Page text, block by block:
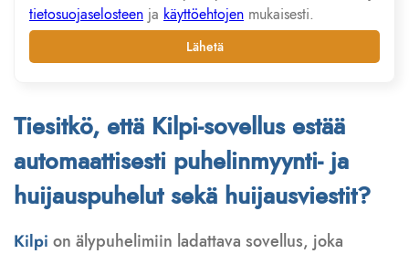
tietosuojaselosteen ja käyttöehtojen mukaisesti.
Lähetä
Tiesitkö, että Kilpi-sovellus estää
automaattisesti puhelinmyynti- ja
huijauspuhelut sekä huijausviestit?
Kilpi on älypuhelimiin ladattava sovellus, joka